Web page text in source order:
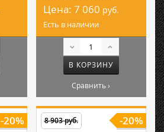
Цена: 7 060 руб.
Есть в наличии
В КОРЗИНУ
Сравнить ›
-20% -20%
8 903 руб.